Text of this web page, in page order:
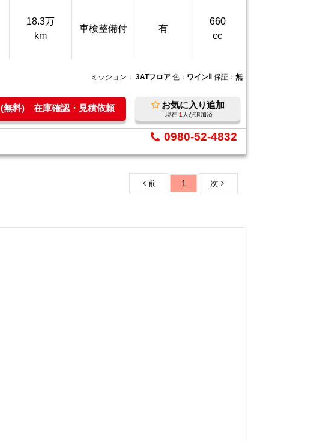
18.3万
km
車検整備付 有
660
cc
ミッション： 3ATフロア 色： ワインⅡ 保証： 無
(無料) 在庫確認・見積依頼 お気に入り追加
現在 1 人が追加済
0980-52-4832
前 1 次